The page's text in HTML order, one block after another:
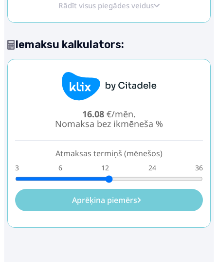
Rādīt visus piegādes veidus
Iemaksu kalkulators:
16.08 €/mēn.
Nomaksa bez ikmēneša %
Atmaksas termiņš (mēnešos)
3 6 12 24 36
Aprēķina piemērs